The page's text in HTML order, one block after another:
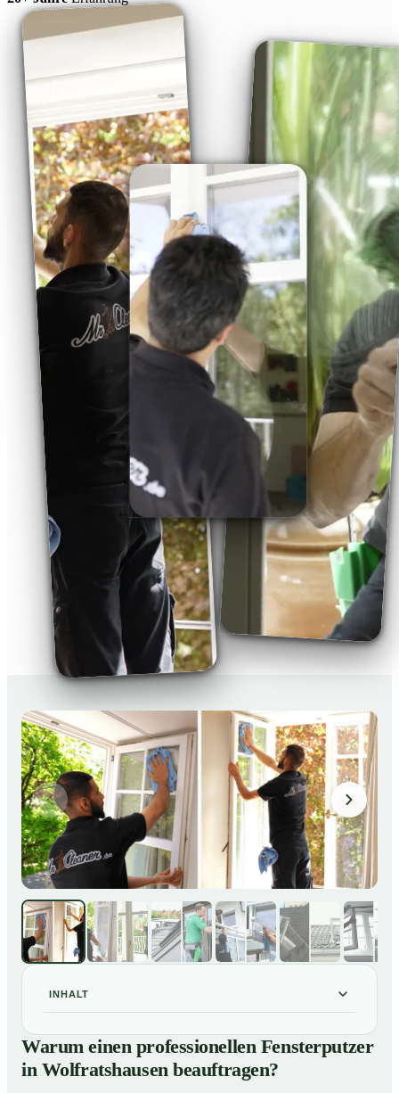
INHALT
Warum einen professionellen Fensterputzer in
Wolfratshausen beauftragen?
Darum lohnt sich ein Fensterputzer in Wolfratshausen
Warum einen professionellen Fensterputzer
in Wolfratshausen beauftragen?